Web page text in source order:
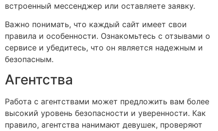
встроенный мессенджер или оставляете заявку.
Важно понимать, что каждый сайт имеет свои
правила и особенности. Ознакомьтесь с отзывами о
сервисе и убедитесь, что он является надежным и
безопасным.
Агентства
Работа с агентствами может предложить вам более
высокий уровень безопасности и уверенности. Как
правило, агентства нанимают девушек, проверяют